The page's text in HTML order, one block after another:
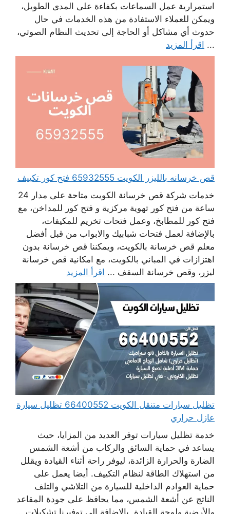
استمرارية عمل السماعات بكفاءة على المدى الطويل،
ويمكن للعملاء الاستفادة من هذه الخدمات في حال
حدوث أي مشاكل أو الحاجة إلى تحديث النظام الصوتي،
... اقرأ المزيد
قص خرسانه بالليزر الكويت 65932555 فتح كور تكييف
خدمات شركة قص خرسانة الكويت متاحة على مدار 24
ساعة من فتح كور تهوية مركزية و فتح كور للمداخن، مع
فتح كور للمطابخ، وعمل فتحات تخريم للمكيفات،
بالإضافة لعمل فتحات شبابيك والابواب من قبل أفضل
معلم قص خرسانة بالكويت، ويمكننا قص خرسانة بدون
اهتزازات في المباني بالكويت، مع امكانية قص خرسانة
ليزر، وقص خرسانة السقف ... اقرأ المزيد
تظليل سيارات متنقل الكويت 66400552 تظليل سيارة
عازل حراري
خدمة تظليل سيارات توفر العديد من المزايا، حيث
يساعد في حماية السائق والركاب من أشعة الشمس
الضارة والحرارة الزائدة، ليوفر راحة أثناء القيادة ويقلل
من استهلاك الطاقة لنظام التكييف. أيضا يعمل على
حماية العوادم الداخلية للسيارة من التلاشي والتلف
الناتج عن أشعة الشمس، مما يحافظ على جودة المقاعد
والأرضية ولوحة القيادة. بالإضافة إلى توفيرنا تشكيلات ...